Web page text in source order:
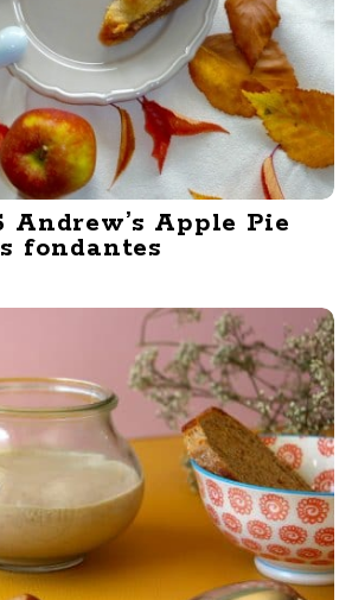
Andrew’s Apple Pie
fondantes